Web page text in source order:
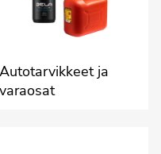
Autotarvikkeet ja
varaosat